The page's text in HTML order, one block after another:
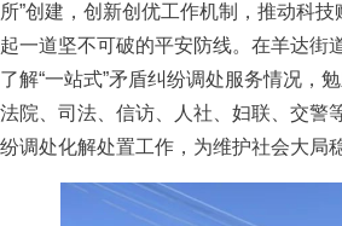
所”创建，创新创优工作机制，推动科
起一道坚不可破的平安防线。在羊达街
了解“一站式”矛盾纠纷调处服务情况，
法院、司法、信访、人社、妇联、交警
纷调处化解处置工作，为维护社会大局